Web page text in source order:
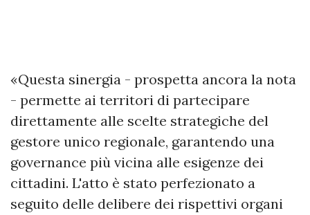
«Questa sinergia - prospetta ancora la nota
- permette ai territori di partecipare
direttamente alle scelte strategiche del
gestore unico regionale, garantendo una
governance più vicina alle esigenze dei
cittadini. L'atto è stato perfezionato a
seguito delle delibere dei rispettivi organi